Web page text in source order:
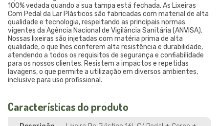
100% vedada quando a sua tampa está fechada. As Lixeiras
Com Pedal da Lar Plásticos são fabricadas com material de alta
qualidade e tecnologia, respeitando as principais normas
vigentes da Agência Nacional de Vigilância Sanitária (ANVISA).
Nossas lixeiras são injetadas com matéria prima de alta
qualidade, o que lhes conferem alta resistência e durabilidade,
atendendo a todos os requisitos de segurança e confiabilidade
para os nossos clientes. Resistem a impactos e repetidas
lavagens, o que permite a utilização em diversos ambientes,
inclusive para uso profissional.
Características do produto